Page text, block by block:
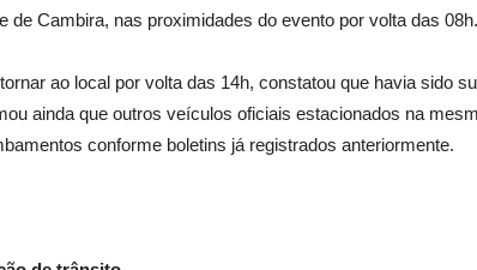
de Cambira, nas proximidades do evento por volta das 08h.
ao local por volta das 14h, constatou que havia sido
ainda que outros veículos oficiais estacionados na
conforme boletins já registrados anteriormente.